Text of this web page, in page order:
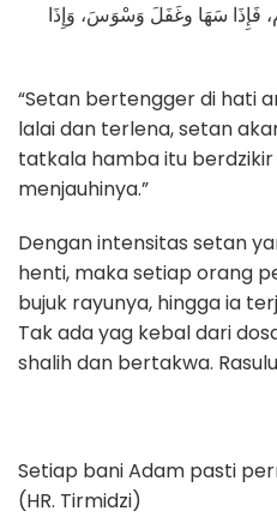
فَإِذَا سَهَا وغَفَلَ وَسْوَسَ، وَإِذَا
“Setan bertengger di hati
lalai dan terlena, setan
tatkala hamba itu
menjauhinya.”
Dengan intensitas setan
henti, maka setiap orang
bujuk rayunya, hingga ia
Tak ada yag kebal dari
shalih dan bertakwa.
Setiap bani Adam pasti
(HR. Tirmidzi)